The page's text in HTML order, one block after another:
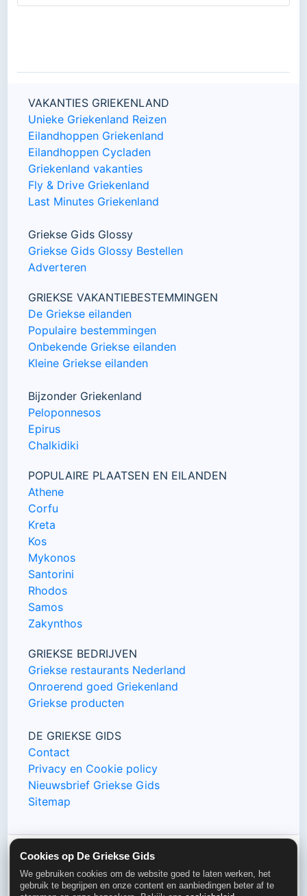
Cookies op De Griekse Gids
We gebruiken cookies om de website goed te laten werken, het
gebruik te begrijpen en onze content en aanbiedingen beter af te
VAKANTIES GRIEKENLAND
Unieke Griekenland Reizen
Eilandhoppen Griekenland
Eilandhoppen Cycladen
Griekenland vakanties
Fly & Drive Griekenland
Last Minutes Griekenland
Griekse Gids Glossy
Griekse Gids Glossy Bestellen
Adverteren
GRIEKSE VAKANTIEBESTEMMINGEN
De Griekse eilanden
Populaire bestemmingen
Onbekende Griekse eilanden
Kleine Griekse eilanden
Bijzonder Griekenland
Peloponnesos
Epirus
Chalkidiki
POPULAIRE PLAATSEN EN EILANDEN
Athene
Corfu
Kreta
Kos
Mykonos
Santorini
Rhodos
Samos
Zakynthos
GRIEKSE BEDRIJVEN
Griekse restaurants Nederland
Onroerend goed Griekenland
Griekse producten
DE GRIEKSE GIDS
Contact
Privacy en Cookie policy
Nieuwsbrief Griekse Gids
Sitemap
© De Griekse Gids 2000-2026